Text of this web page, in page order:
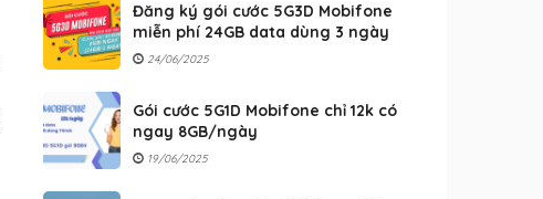
Đăng ký gói cước 5G3D Mobifone
miễn phí 24GB data dùng 3 ngày
24/06/2025
Gói cước 5G1D Mobifone chỉ 12k có
ngay 8GB/ngày
19/06/2025